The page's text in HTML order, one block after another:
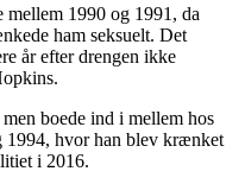
1990 og 1991, da
ham seksuelt. Det
år efter drengen ikke
boede ind i mellem hos
1994, hvor han blev krænket
i 2016.